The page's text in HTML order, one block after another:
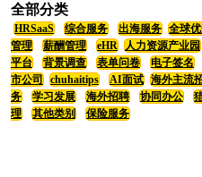
全部分类
HRSaaS 综合服务 出海服务 全球
管理
薪酬管理 eHR 人力资源产业园
平台
背景调查 表单问卷 电子签名
市公司
chuhaitips AI面试 海外主流
务
学习发展 海外招聘 协同办公
理
其他类别 保险服务